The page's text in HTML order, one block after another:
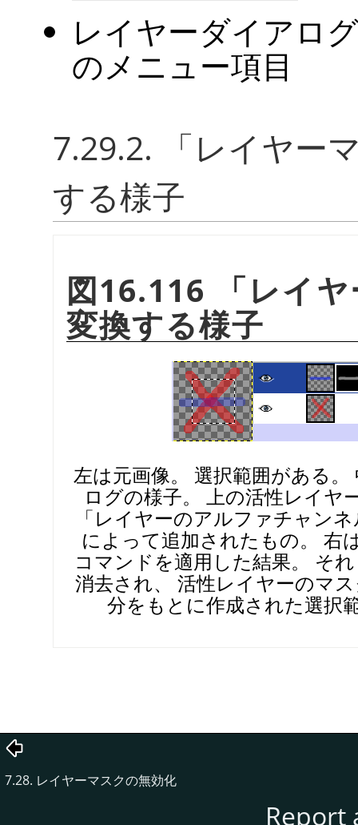
レイヤーダイアロ
のメニュー項目
7.29.2. 「レイヤー
する様子
図16.116 「レイ
変換する様子
左は元画像。 選択範囲がある
ログの様子。 上の活性レイヤ
「レイヤーのアルファチャン
によって追加されたもの。 右
コマンドを適用した結果。 そ
消去され、 活性レイヤーのマ
分をもとに作成された選択
7.28. レイヤーマスクの無効化
Report